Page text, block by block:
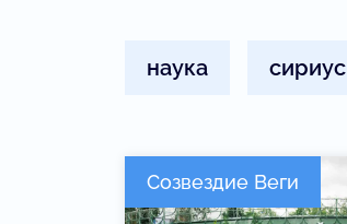
наука сириус
Созвездие Веги